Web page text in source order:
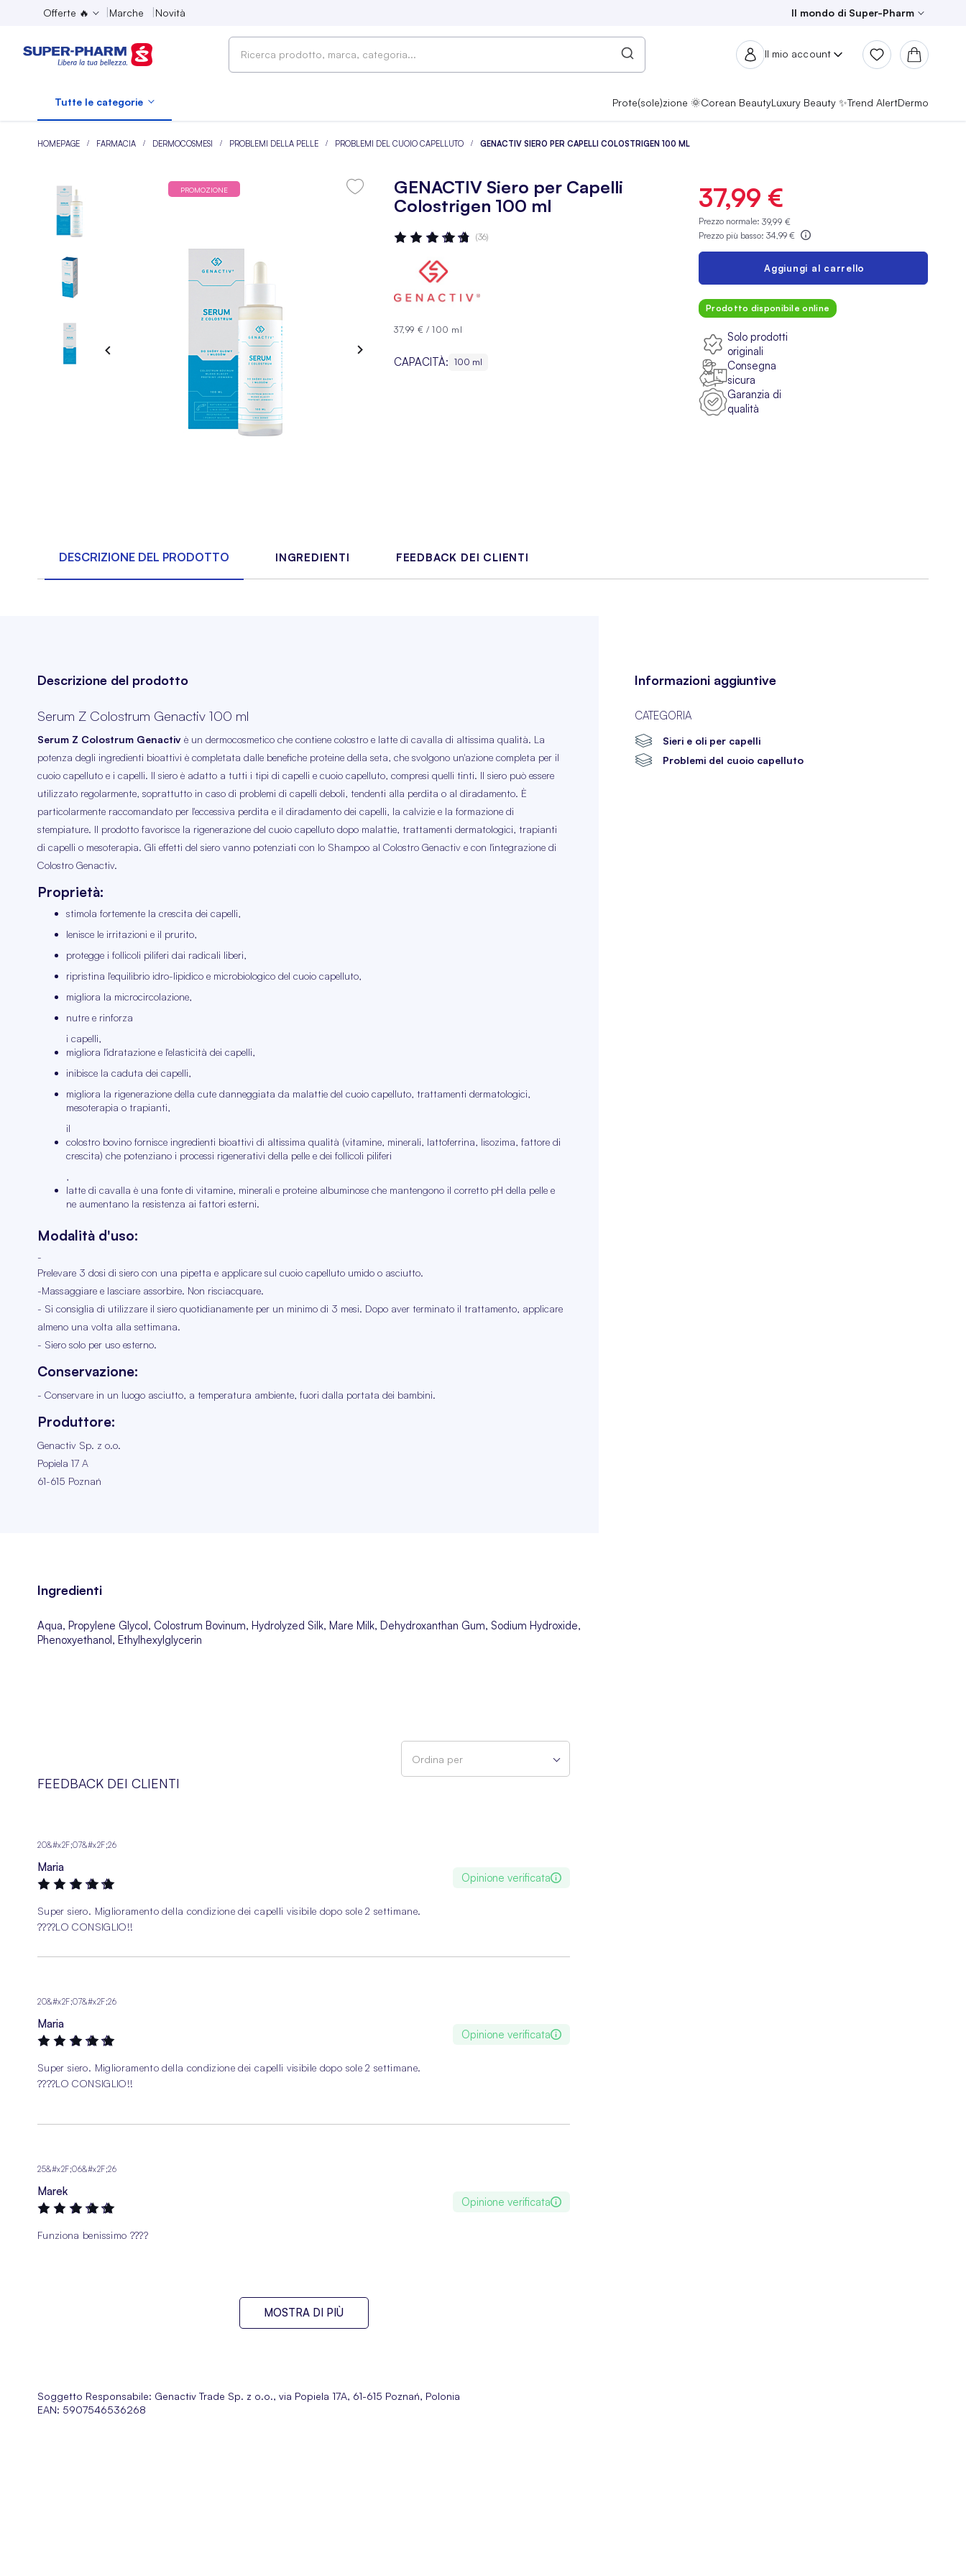
Offerte 🔥 Marche Novità Il mondo di Super-Pharm
Il mio account
Tutte le categorie Prote(sole)zione 🌞Corean BeautyLuxury Beauty ✨Trend AlertDermo
HOMEPAGE FARMACIA DERMOCOSMESI PROBLEMI DELLA PELLE PROBLEMI DEL CUOIO CAPELLUTO GENACTIV SIERO PER CAPELLI COLOSTRIGEN 100 ML
PROMOZIONE
GENACTIV Siero per Capelli
Colostrigen 100 ml
Valutazione: (36)
37,99 € /100 ml
CAPACITÀ: 100 ml
37,99 €
Prezzo normale:39,99 €
Prezzo più basso:34,99 €
Aggiungi al carrello
Prodotto disponibile online
Solo prodotti
originali
Consegna
sicura
Garanzia di
qualità
DESCRIZIONE DEL PRODOTTO INGREDIENTI FEEDBACK DEI CLIENTI
Descrizione del prodotto
Serum Z Colostrum Genactiv 100 ml
Serum Z Colostrum Genactiv è un dermocosmetico che contiene colostro e latte di cavalla di altissima qualità. La
potenza degli ingredienti bioattivi è completata dalle benefiche proteine della seta, che svolgono un'azione completa per il
cuoio capelluto e i capelli. Il siero è adatto a tutti i tipi di capelli e cuoio capelluto, compresi quelli tinti. Il siero può essere
utilizzato regolarmente, soprattutto in caso di problemi di capelli deboli, tendenti alla perdita o al diradamento. È
particolarmente raccomandato per l'eccessiva perdita e il diradamento dei capelli, la calvizie e la formazione di
stempiature. Il prodotto favorisce la rigenerazione del cuoio capelluto dopo malattie, trattamenti dermatologici, trapianti
di capelli o mesoterapia. Gli effetti del siero vanno potenziati con lo Shampoo al Colostro Genactiv e con l'integrazione di
Colostro Genactiv.
Proprietà:
stimola fortemente la crescita dei capelli,
lenisce le irritazioni e il prurito,
protegge i follicoli piliferi dai radicali liberi,
ripristina l'equilibrio idro-lipidico e microbiologico del cuoio capelluto,
migliora la microcircolazione,
nutre e rinforza
i capelli,
migliora l'idratazione e l'elasticità dei capelli,
inibisce la caduta dei capelli,
migliora la rigenerazione della cute danneggiata da malattie del cuoio capelluto, trattamenti dermatologici,
mesoterapia o trapianti,
il
colostro bovino fornisce ingredienti bioattivi di altissima qualità (vitamine, minerali, lattoferrina, lisozima, fattore di
crescita) che potenziano i processi rigenerativi della pelle e dei follicoli piliferi
,
latte di cavalla è una fonte di vitamine, minerali e proteine albuminose che mantengono il corretto pH della pelle e
ne aumentano la resistenza ai fattori esterni.
Modalità d'uso:
-
Prelevare 3 dosi di siero con una pipetta e applicare sul cuoio capelluto umido o asciutto.
-Massaggiare e lasciare assorbire. Non risciacquare.
- Si consiglia di utilizzare il siero quotidianamente per un minimo di 3 mesi. Dopo aver terminato il trattamento, applicare
almeno una volta alla settimana.
- Siero solo per uso esterno.
Conservazione:
- Conservare in un luogo asciutto, a temperatura ambiente, fuori dalla portata dei bambini.
Produttore:
Genactiv Sp. z o.o.
Popiela 17 A
61-615 Poznań
Informazioni aggiuntive
CATEGORIA
Sieri e oli per capelli
Problemi del cuoio capelluto
Ingredienti
Aqua, Propylene Glycol, Colostrum Bovinum, Hydrolyzed Silk, Mare Milk, Dehydroxanthan Gum, Sodium Hydroxide,
Phenoxyethanol, Ethylhexylglycerin
FEEDBACK DEI CLIENTI
Ordina per
20&#x2F;07&#x2F;26
Maria
Opinione verificata
Super siero. Miglioramento della condizione dei capelli visibile dopo sole 2 settimane.
????️LO CONSIGLIO!!
20&#x2F;07&#x2F;26
Maria
Opinione verificata
Super siero. Miglioramento della condizione dei capelli visibile dopo sole 2 settimane.
????️LO CONSIGLIO!!
25&#x2F;06&#x2F;26
Marek
Opinione verificata
Funziona benissimo ????️
MOSTRA DI PIÙ
Soggetto Responsabile: Genactiv Trade Sp. z o.o., via Popiela 17A, 61-615 Poznań, Polonia
EAN: 5907546536268